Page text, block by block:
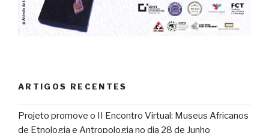
ARTIGOS RECENTES
Projeto promove o II Encontro Virtual: Museus Africanos
de Etnologia e Antropologia no dia 28 de Junho